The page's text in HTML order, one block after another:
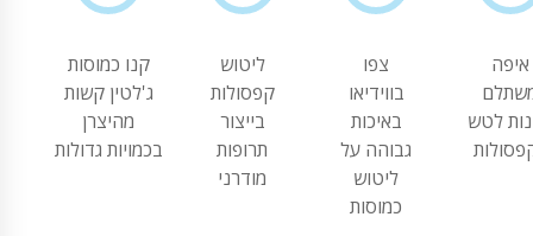
קנו כמוסות
ג'לטין קשות
מהיצרן
בכמויות גדולות
ליטוש
קפסולות
בייצור
תרופות
מודרני
צפו
בווידיאו
באיכות
גבוהה על
ליטוש
כמוסות
איפה
לטש